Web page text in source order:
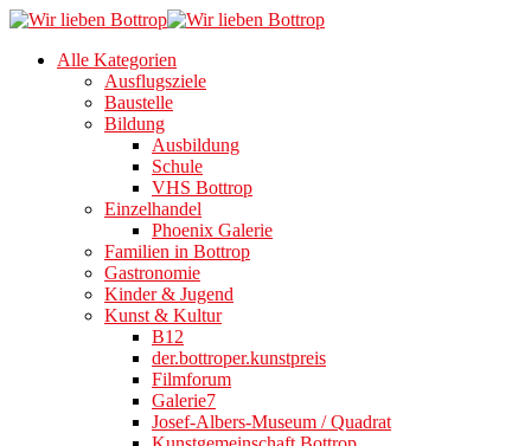
Alle Kategorien
Ausflugsziele
Baustelle
Bildung
Ausbildung
Schule
VHS Bottrop
Einzelhandel
Phoenix Galerie
Familien in Bottrop
Gastronomie
Kinder & Jugend
Kunst & Kultur
B12
der.bottroper.kunstpreis
Filmforum
Galerie7
Josef-Albers-Museum / Quadrat